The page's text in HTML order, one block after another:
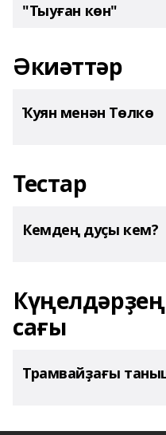
"Тыуған көн"
Әкиәттәр
Ҡуян менән Төлкө
Тестар
Кемдең дуҫы кем?
сағы
Трамвайҙағы